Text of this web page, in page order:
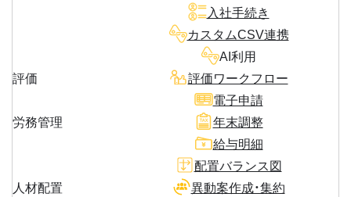
入社手続き
カスタムCSV連携
AI利用
評価
評価ワークフロー
労務管理
電子申請
年末調整
給与明細
人材配置
配置バランス図
異動案作成・集約